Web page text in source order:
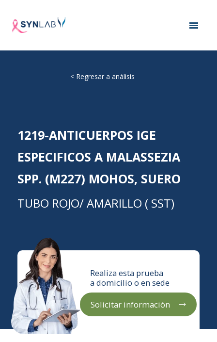
< Regresar a análisis
1219-ANTICUERPOS IGE
ESPECIFICOS A MALASSEZIA
SPP. (M227) MOHOS, SUERO
TUBO ROJO/ AMARILLO ( SST)
Realiza esta prueba
a domicilio o en sede
Solicitar información